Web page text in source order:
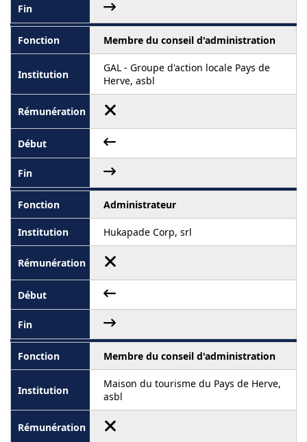
Membre du conseil d'administration
GAL - Groupe d'action locale Pays de
Herve, asbl
Administrateur
Hukapade Corp, srl
Membre du conseil d'administration
Maison du tourisme du Pays de Herve,
asbl